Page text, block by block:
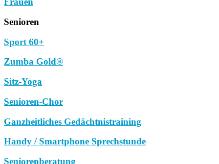
Senioren
Sport 60+
Zumba Gold®
Sitz-Yoga
Senioren-Chor
Ganzheitliches Gedächtnistraining
Handy / Smartphone Sprechstunde
Seniorenberatung